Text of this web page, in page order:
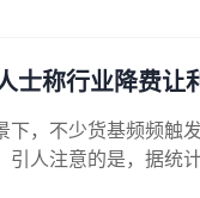
士称行业降费让
下，不少货基频频触
人注意的是，据统